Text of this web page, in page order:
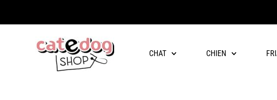
-10% à partir de 60€ d'achat
CHAT
CHIEN